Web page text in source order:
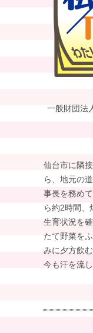
一般財団法
仙台市に隣
ら、地元の
事長を務め
ら約2時間、
生育状況を
たて野菜を
みに夕方飲
今も汗を流